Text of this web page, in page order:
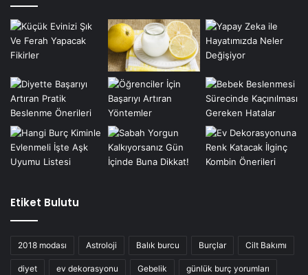
Etiket Bulutu
2018 modası Astroloji Balık burcu Burçlar Cilt Bakımı
diyet ev dekorasyonu Gebelik günlük burç yorumları